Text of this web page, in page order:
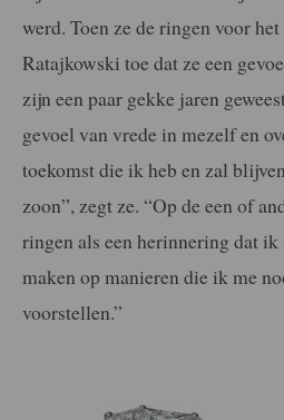
werd. Toen ze de ringen voor
Ratajkowski toe dat ze een
zijn een paar gekke jaren
gevoel van vrede in mezelf en
toekomst die ik heb en zal
zoon”, zegt ze. “Op de een of
ringen als een herinnering dat
maken op manieren die ik me
voorstellen.”